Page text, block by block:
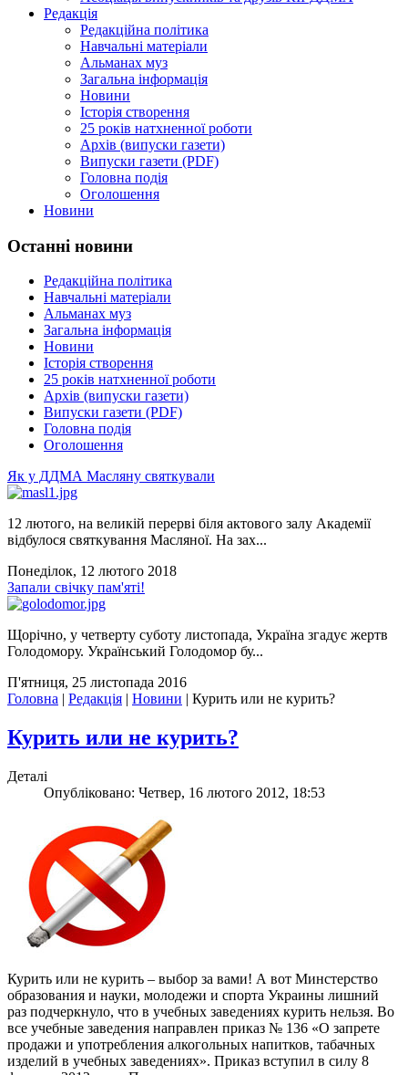
Редакція
Редакційна політика
Навчальні матеріали
Альманах муз
Загальна інформація
Новини
Історія створення
25 років натхненної роботи
Архів (випуски газети)
Випуски газети (PDF)
Головна подія
Оголошення
Новини
Останні новини
Редакційна політика
Навчальні матеріали
Альманах муз
Загальна інформація
Новини
Історія створення
25 років натхненної роботи
Архів (випуски газети)
Випуски газети (PDF)
Головна подія
Оголошення
Як у ДДМА Масляну святкували
12 лютого, на великій перерві біля актового залу Академії
відбулося святкування Масляної. На зах...
Понеділок, 12 лютого 2018
Запали свічку пам'яті!
Щорічно, у четверту суботу листопада, Україна згадує жертв
Голодомору. Український Голодомор бу...
П'ятниця, 25 листопада 2016
Головна | Редакція | Новини | Курить или не курить?
Курить или не курить?
Деталі
Опубліковано: Четвер, 16 лютого 2012, 18:53
Курить или не курить – выбор за вами! А вот Минстерство
образования и науки, молодежи и спорта Украины лишний
раз подчеркнуло, что в учебных заведениях курить нельзя. Во
все учебные заведения направлен приказ № 136 «О запрете
продажи и употребления алкогольных напитков, табачных
изделий в учебных заведениях». Приказ вступил в силу 8